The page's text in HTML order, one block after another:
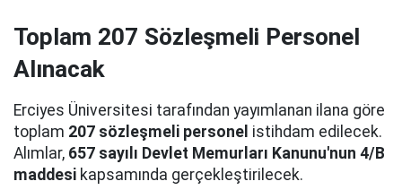
Toplam 207 Sözleşmeli Personel
Alınacak
Erciyes Üniversitesi tarafından yayımlanan ilana göre
toplam 207 sözleşmeli personel istihdam edilecek.
Alımlar, 657 sayılı Devlet Memurları Kanunu'nun 4/B
maddesi kapsamında gerçekleştirilecek.